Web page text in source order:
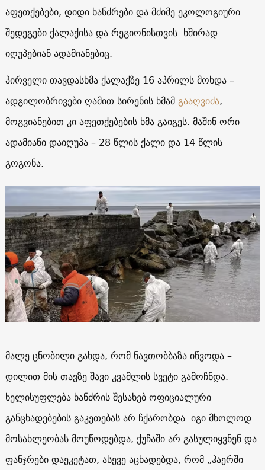
აფეთქებები, დიდი ხანძრები და მძიმე ეკოლოგიური
შედეგები ქალაქისა და რეგიონისთვის. ხშირად
იღუპებიან ადამიანებიც.
პირველი თავდასხმა ქალაქზე 16 აპრილს მოხდა –
ადგილობრივები ღამით სირენის ხმამგააღვიძა,
მოგვიანებით კი აფეთქებების ხმა გაიგეს. მაშინ ორი
ადამიანი დაიღუპა – 28 წლის ქალი და 14 წლის
გოგონა.
მალე ცნობილი გახდა, რომ ნავთობბაზა იწვოდა –
დილით მის თავზე შავი კვამლის სვეტი გამოჩნდა.
ხელისუფლება ხანძრის შესახებ ოფიციალური
განცხადებების გაკეთებას არ ჩქარობდა. იგი მხოლოდ
მოსახლეობას მოუწოდებდა, ქუჩაში არ გასულიყვნენ და
ფანჯრები დაეკეტათ, ასევე აცხადებდა, რომ „ჰაერში